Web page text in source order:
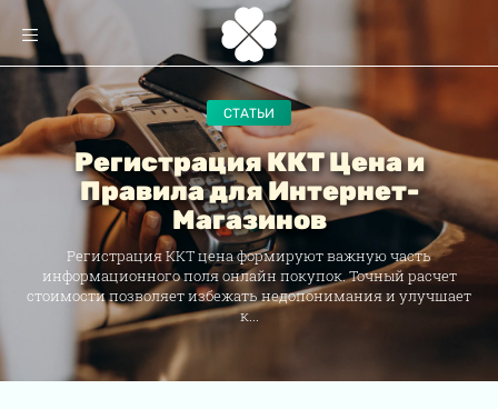
СТАТЬИ
Регистрация ККТ Цена и
Правила для Интернет-
Магазинов
Регистрация ККТ цена формируют важную часть
информационного поля онлайн покупок. Точный расчет
стоимости позволяет избежать недопонимания и улучшает
к...